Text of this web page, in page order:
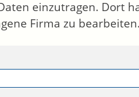
einzutragen. Dort
Firma zu bearbeiten.